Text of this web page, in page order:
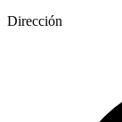
Dirección